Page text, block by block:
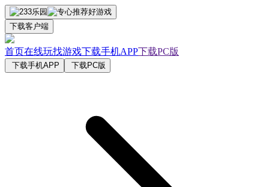
下载客户端
首页在线玩找游戏下载手机APP下载PC版
下载手机APP 下载PC版